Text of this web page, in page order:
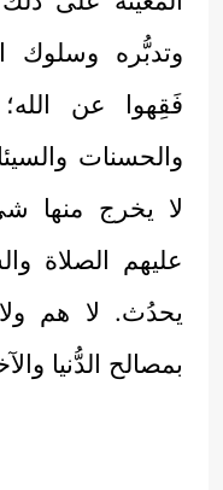
وتدبُّره وسلوك
فَقِهوا عن
والحسنات
لا يخرج منها
عليهم الصلاة
يحدُث. لا هم ولا
بمصالح الدُّنيا